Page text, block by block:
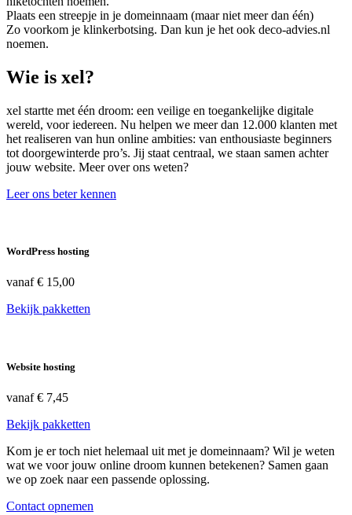
Plaats een streepje in je domeinnaam (maar niet meer dan één)
Zo voorkom je klinkerbotsing. Dan kun je het ook deco-advies.nl
noemen.
Wie is xel?
xel startte met één droom: een veilige en toegankelijke digitale
wereld, voor iedereen. Nu helpen we meer dan 12.000 klanten met
het realiseren van hun online ambities: van enthousiaste beginners
tot doorgewinterde pro’s. Jij staat centraal, we staan samen achter
jouw website. Meer over ons weten?
Leer ons beter kennen
WordPress hosting
vanaf€ 15,00
Bekijk pakketten
Website hosting
vanaf€ 7,45
Bekijk pakketten
Kom je er toch niet helemaal uit met je domeinnaam? Wil je weten
wat we voor jouw online droom kunnen betekenen? Samen gaan
we op zoek naar een passende oplossing.
Contact opnemen